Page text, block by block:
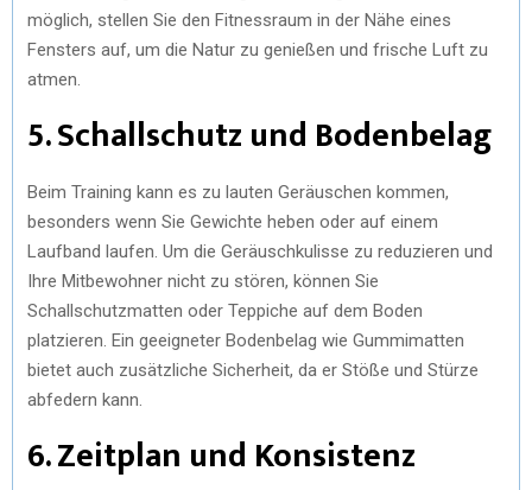
möglich, stellen Sie den Fitnessraum in der Nähe eines
Fensters auf, um die Natur zu genießen und frische Luft zu
atmen.
5. Schallschutz und Bodenbelag
Beim Training kann es zu lauten Geräuschen kommen,
besonders wenn Sie Gewichte heben oder auf einem
Laufband laufen. Um die Geräuschkulisse zu reduzieren und
Ihre Mitbewohner nicht zu stören, können Sie
Schallschutzmatten oder Teppiche auf dem Boden
platzieren. Ein geeigneter Bodenbelag wie Gummimatten
bietet auch zusätzliche Sicherheit, da er Stöße und Stürze
abfedern kann.
6. Zeitplan und Konsistenz